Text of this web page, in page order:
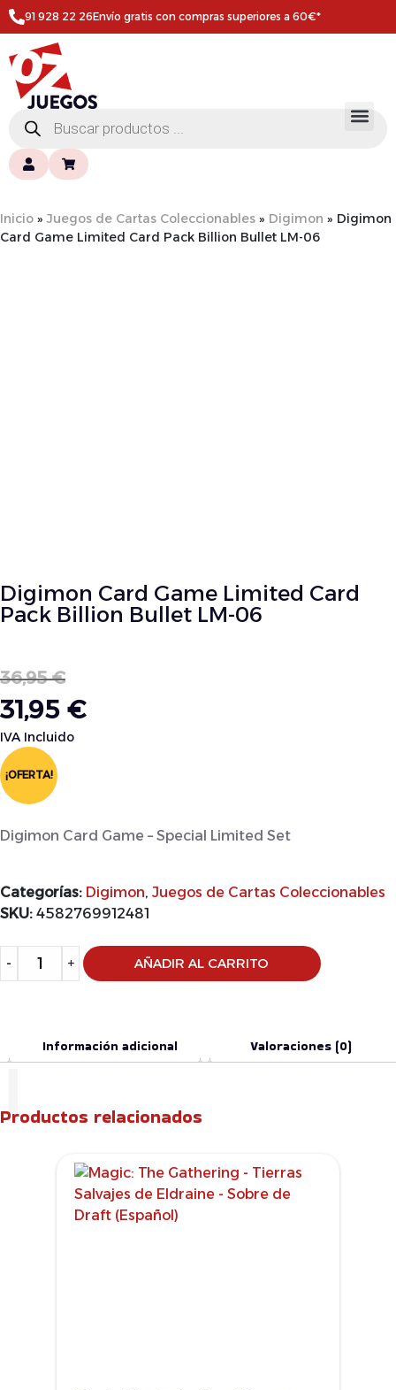
91 928 22 26Envío gratis con compras superiores a 60€*
Inicio » Juegos de Cartas Coleccionables » Digimon » Digimon
Card Game Limited Card Pack Billion Bullet LM-06
Digimon Card Game Limited Card
Pack Billion Bullet LM-06
36,95€
31,95 €
IVA Incluido
¡OFERTA!
Digimon Card Game – Special Limited Set
Categorías: Digimon, Juegos de Cartas Coleccionables
SKU: 4582769912481
- + AÑADIR AL CARRITO
Alternative:
Información adicional Valoraciones (0)
Productos relacionados